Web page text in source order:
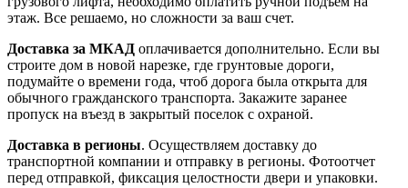
этаж. Все решаемо, но сложности за ваш счет.
Доставка за МКАД оплачивается дополнительно. Если вы
строите дом в новой нарезке, где грунтовые дороги,
подумайте о времени года, чтоб дорога была открыта для
обычного гражданского транспорта. Закажите заранее
пропуск на въезд в закрытый поселок с охраной.
Доставка в регионы. Осуществляем доставку до
транспортной компании и отправку в регионы. Фотоотчет
перед отправкой, фиксация целостности двери и упаковки.